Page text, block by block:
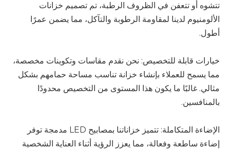
تتشوه أو تتعفن في الظروف الرطبة، تم تصميم خزانات
الألومنيوم لدينا لمقاومة الرطوبة والتآكل، مما يضمن عمرًا
أطول.
خيارات قابلة للتخصيص: نحن نقدم مقاسات وتكوينات مخصصة،
مما يسمح للعملاء بإنشاء خزانة تناسب مساحة حمامهم بشكل
مثالي. غالبًا ما يكون هذا المستوى من التخصيص محدودًا
بالمنافسين.
الإضاءة المتكاملة: تتميز خزاناتنا بمصابيح LED مدمجة توفر
إضاءة ساطعة وفعالة، مما يعزز الرؤية أثناء العناية الشخصية